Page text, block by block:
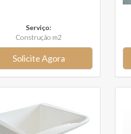
Serviço:
Construção m2
Solicite Agora